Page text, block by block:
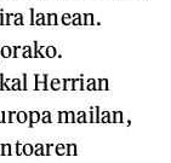
lanean.
Herrian
mailan,